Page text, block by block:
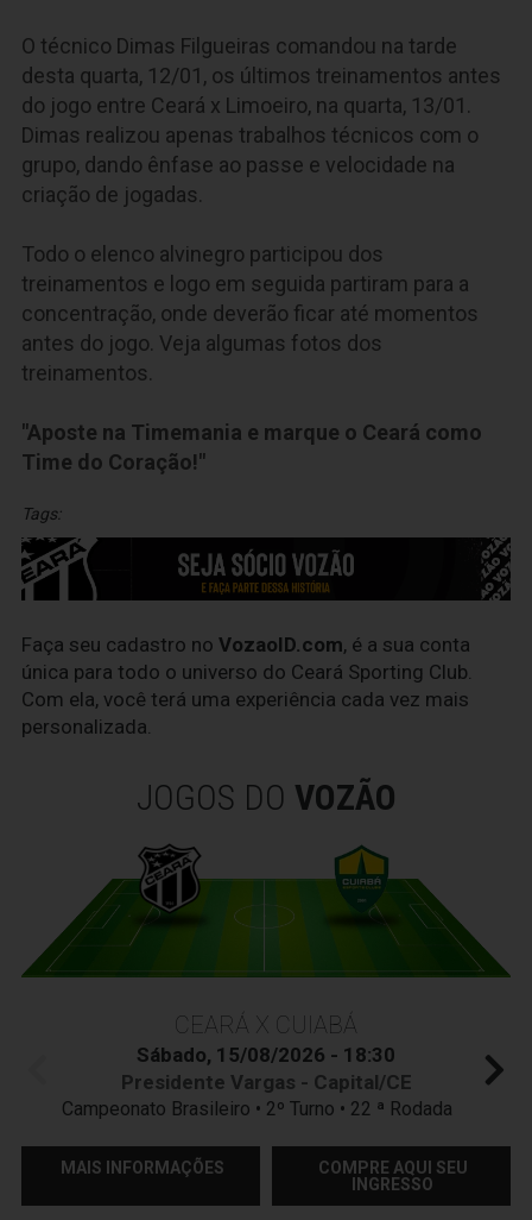
O técnico Dimas Filgueiras comandou na tarde
desta quarta, 12/01, os últimos treinamentos antes
do jogo entre Ceará x Limoeiro, na quarta, 13/01.
Dimas realizou apenas trabalhos técnicos com o
grupo, dando ênfase ao passe e velocidade na
criação de jogadas.
Todo o elenco alvinegro participou dos
treinamentos e logo em seguida partiram para a
concentração, onde deverão ficar até momentos
antes do jogo. Veja algumas fotos dos
treinamentos.
"Aposte na Timemania e marque o Ceará como
Time do Coração!"
Tags:
Faça seu cadastro no VozaoID.com, é a sua conta
única para todo o universo do Ceará Sporting Club.
Com ela, você terá uma experiência cada vez mais
personalizada.
JOGOS DO VOZÃO
CEARÁ X CUIABÁ
Sábado, 15/08/2026 - 18:30
Presidente Vargas - Capital/CE
Campeonato Brasileiro • 2º Turno • 22 ª Rodada
MAIS INFORMAÇÕES
COMPRE AQUI SEU
INGRESSO